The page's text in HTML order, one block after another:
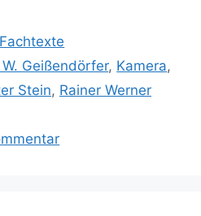
Fachtexte
Geißendörfer, Kamera,
Stein, Rainer Werner